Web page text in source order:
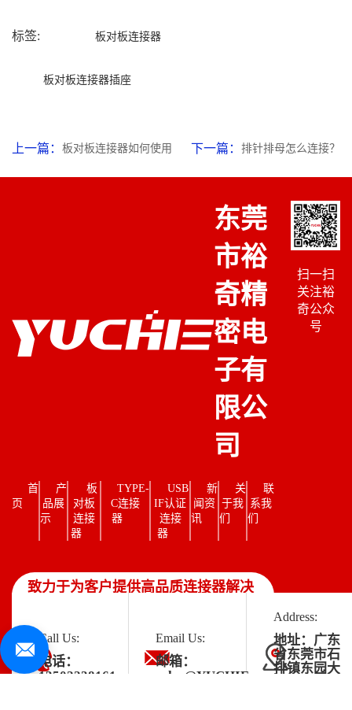
标签: 板对板连接器
板对板连接器插座
上一篇： 板对板连接器如何使用 下一篇： 排针排母怎么连接？
东莞
市裕
奇精
密电
子有
限公
司
首
页
产
品展
示
板
对板
连接
器
TYPE-
C连接
器
USB
IF认证
连接
器
新
闻资
讯
关
于我
们
联
系我
们
致力于为客户提供高品质连接器解决
扫一扫
关注裕
奇公众
号
Call Us:
电话：
13502238161
Email Us:
邮箱：
sales@YUCHIE.com
Address:
地址：广东
省东莞市石
排镇东园大